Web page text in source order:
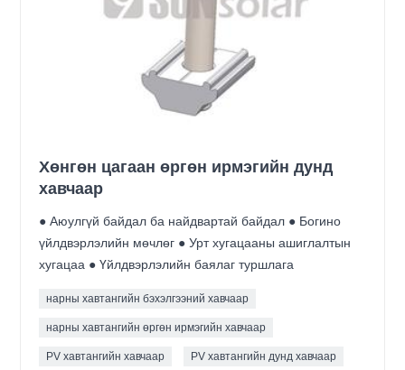
Хөнгөн цагаан өргөн ирмэгийн дунд
хавчаар
● Аюулгүй байдал ба найдвартай байдал ● Богино
үйлдвэрлэлийн мөчлөг ● Урт хугацааны ашиглалтын
хугацаа ● Үйлдвэрлэлийн баялаг туршлага
нарны хавтангийн бэхэлгээний хавчаар
нарны хавтангийн өргөн ирмэгийн хавчаар
PV хавтангийн хавчаар PV хавтангийн дунд хавчаар